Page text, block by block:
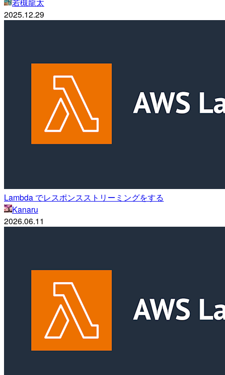
2025.12.29
Lambda でレスポンスストリーミングをする
Kanaru
2026.06.11